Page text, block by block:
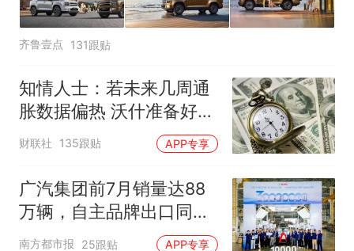
齐鲁壹点 131跟贴
知情人士：若未来几周通
胀数据偏热 沃什准备好加
息
财联社 135跟贴 APP专享
广汽集团前7月销量达88
万辆，自主品牌出口同比
增130%
南方都市报 25跟贴 APP专享